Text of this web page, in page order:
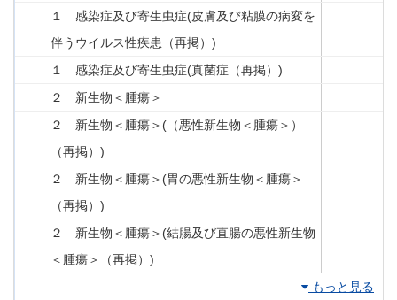
１ 感染症及び寄生虫症(皮膚及び粘膜の病変を
伴うウイルス性疾患（再掲）)
１ 感染症及び寄生虫症(真菌症（再掲）)
２ 新生物＜腫瘍＞
２ 新生物＜腫瘍＞(（悪性新生物＜腫瘍＞）
（再掲）)
２ 新生物＜腫瘍＞(胃の悪性新生物＜腫瘍＞
（再掲）)
２ 新生物＜腫瘍＞(結腸及び直腸の悪性新生物
＜腫瘍＞（再掲）)
もっと見る